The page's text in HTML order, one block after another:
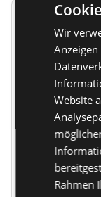
Doppelter
...
Metall-
mit Bohrung Ø
Wir
Website
Rahmen